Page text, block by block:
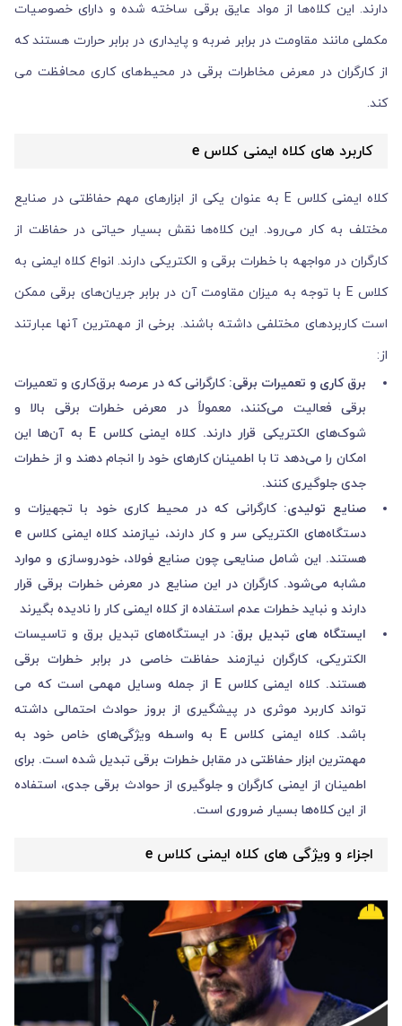
دارند. این کلاه‌ها از مواد عایق برقی ساخته شده و دارای خصوصیات
مکملی مانند مقاومت در برابر ضربه و پایداری در برابر حرارت هستند که
از کارگران در معرض مخاطرات برقی در محیط‌های کاری محافظت می
کند.
کاربرد های کلاه ایمنی کلاس e
کلاه ایمنی کلاس E به عنوان یکی از ابزارهای مهم حفاظتی در صنایع
مختلف به کار می‌رود. این کلاه‌ها نقش بسیار حیاتی در حفاظت از
کارگران در مواجهه با خطرات برقی و الکتریکی دارند. انواع کلاه ایمنی به
کلاس E با توجه به میزان مقاومت آن در برابر جریان‌های برقی ممکن
است کاربردهای مختلفی داشته باشند. برخی از مهمترین آنها عبارتند
از:
برق ‌کاری و تعمیرات برقی:کارگرانی که در عرصه برق‌کاری و تعمیرات
برقی فعالیت می‌کنند، معمولاً در معرض خطرات برقی بالا و
شوک‌های الکتریکی قرار دارند. کلاه ایمنی کلاس E به آن‌ها این
امکان را می‌دهد تا با اطمینان کارهای خود را انجام دهند و از خطرات
جدی جلوگیری کنند.
صنایع تولیدی:کارگرانی که در محیط کاری خود با تجهیزات و
دستگاه‌های الکتریکی سر و کار دارند، نیازمند کلاه ایمنی کلاس e
هستند. این شامل صنایعی چون صنایع فولاد، خودروسازی و موارد
مشابه می‌شود. کارگران در این صنایع در معرض خطرات برقی قرار
دارند و نباید خطرات عدم استفاده از کلاه ایمنی کار را نادیده بگیرند
ایستگاه ‌های تبدیل برق: در ایستگاه‌های تبدیل برق و تاسیسات
الکتریکی، کارگران نیازمند حفاظت خاصی در برابر خطرات برقی
هستند. کلاه ایمنی کلاس E از جمله وسایل مهمی است که می
تواند کاربرد موثری در پیشگیری از بروز حوادث احتمالی داشته
باشد. کلاه ایمنی کلاس E به واسطه ویژگی‌های خاص خود به
مهمترین ابزار حفاظتی در مقابل خطرات برقی تبدیل شده است. برای
اطمینان از ایمنی کارگران و جلوگیری از حوادث برقی جدی، استفاده
از این کلاه‌ها بسیار ضروری است.
اجزاء و ویژگی های کلاه ایمنی کلاس e